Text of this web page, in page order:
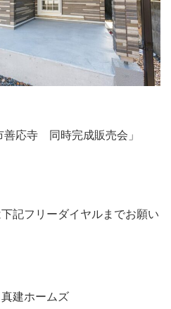
応寺 同時完成販売会」
記フリーダイヤルまでお願い
建ホームズ